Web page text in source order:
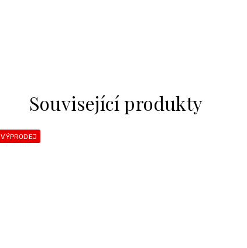
Související produkty
VÝPRODEJ